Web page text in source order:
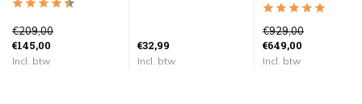
€209,00
€145,00
Incl. btw
€32,99
Incl. btw
€929,00
€649,00
Incl. btw